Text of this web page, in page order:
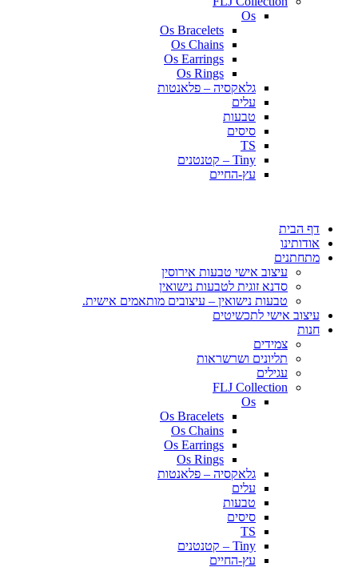
Os
Os Bracelets
Os Chains
Os Earrings
Os Rings
גלאקסיה – פלאנטות
עלים
טבעות
סיסים
TS
Tiny – קטנטנים
עץ-החיים
דף הבית
אודותינו
מתחתנים
עיצוב אישי טבעות אירוסין
סדנא זוגית לטבעות נישואין
טבעות נישואין – עיצובים מותאמים אישית.
עיצוב אישי לתכשיטים
חנות
צמידים
תליונים ושרשראות
עגילים
FLJ Collection
Os
Os Bracelets
Os Chains
Os Earrings
Os Rings
גלאקסיה – פלאנטות
עלים
טבעות
סיסים
TS
Tiny – קטנטנים
עץ-החיים